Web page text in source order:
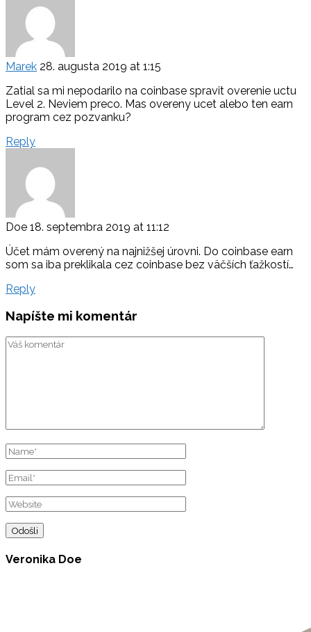
Marek 28. augusta 2019 at 1:15
Zatial sa mi nepodarilo na coinbase spravit overenie uctu
Level 2. Neviem preco. Mas overeny ucet alebo ten earn
program cez pozvanku?
Reply
Doe 18. septembra 2019 at 11:12
Účet mám overený na najnižšej úrovni. Do coinbase earn
som sa iba preklikala cez coinbase bez väčších ťažkostí…
Reply
Napíšte mi komentár
Veronika Doe